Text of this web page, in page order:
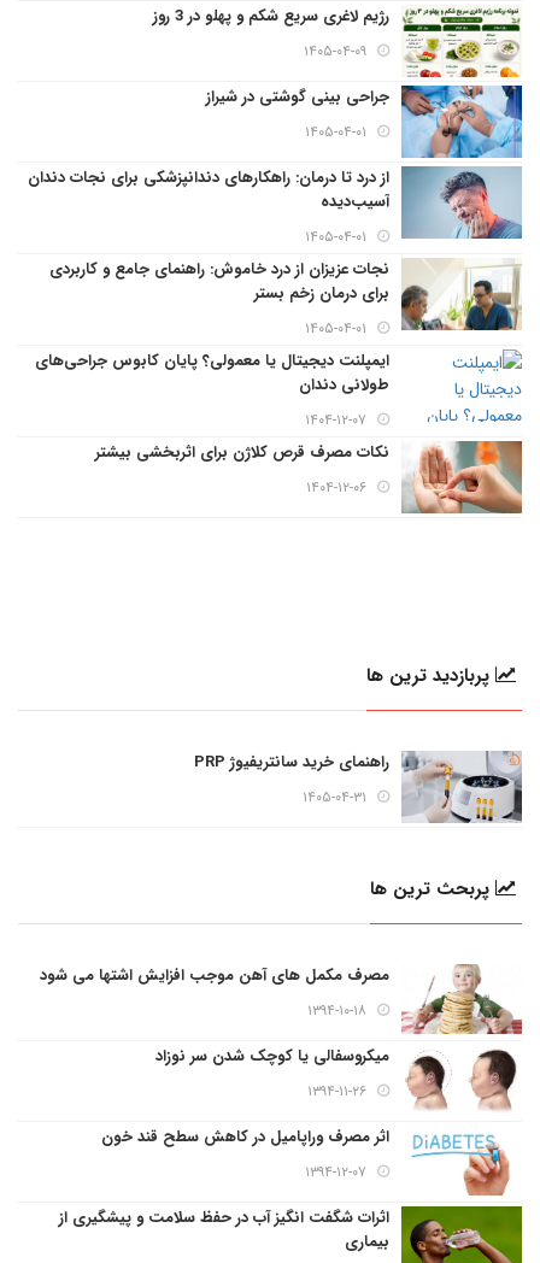
رژیم لاغری سریع شکم و پهلو در 3 روز
۱۴۰۵-۰۴-۰۹
جراحی بینی گوشتی در شیراز
۱۴۰۵-۰۴-۰۱
از درد تا درمان: راهکارهای دندانپزشکی برای نجات دندان
آسیب‌دیده
۱۴۰۵-۰۴-۰۱
نجات عزیزان از درد خاموش: راهنمای جامع و کاربردی
برای درمان زخم بستر
۱۴۰۵-۰۴-۰۱
ایمپلنت دیجیتال یا معمولی؟ پایان کابوس جراحی‌های
طولانی دندان
۱۴۰۴-۱۲-۰۷
نکات مصرف قرص کلاژن برای اثربخشی بیشتر
۱۴۰۴-۱۲-۰۶
پربازدید ترین ها
راهنمای خرید سانتریفیوژ PRP
۱۴۰۵-۰۴-۳۱
پربحث ترین ها
مصرف مکمل های آهن موجب افزایش اشتها می شود
۱۳۹۴-۱۰-۱۸
میکروسفالی یا کوچک شدن سر نوزاد
۱۳۹۴-۱۱-۲۶
اثر مصرف وراپامیل در کاهش سطح قند خون
۱۳۹۴-۱۲-۰۷
اثرات شگفت انگیز آب در حفظ سلامت و پیشگیری از
بیماری